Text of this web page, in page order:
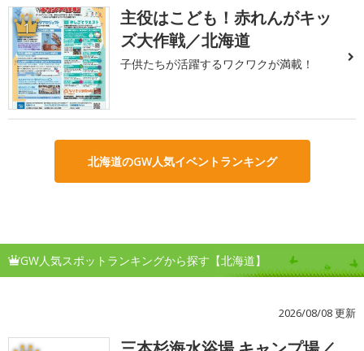
1
主役はこども！赤れんがキッ
ズ大作戦／北海道
子供たちが活躍するワクワクが満載！
北海道のGW人気イベントランキング
GW人気スポットランキングから探す【北海道】
2026/08/08 更新